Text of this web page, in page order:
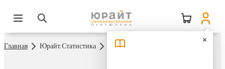
Главная Юрайт.Статистика Публикационная активность